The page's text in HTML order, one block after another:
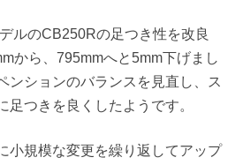
ルのCB250Rの足つき性を改良
から、795mmへと5mm下げまし
ンションのバランスを見直し、ス
足つきを良くしたようです。
小規模な変更を繰り返してアップ